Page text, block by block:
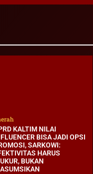
KALTIM NILAI
BISA JADI OPSI
SARKOWI:
HARUS
BUKAN